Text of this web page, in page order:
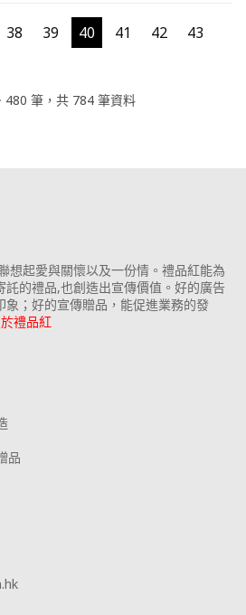
38 39 40 41 42
43
480 筆，共 784 筆資料
想起愛與關懷以及一份情。禮品紅能為
託的禮品,也創造出宣傳價值。好的廣告
象；好的宣傳贈品，能促進業務的發
禮品紅
品